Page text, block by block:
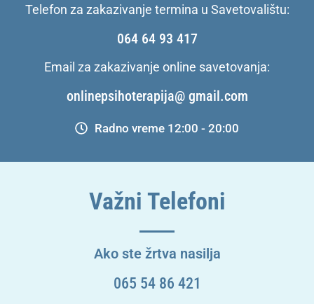
Telefon za zakazivanje termina u Savetovalištu:
064 64 93 417
Email za zakazivanje online savetovanja:
onlinepsihoterapija@ gmail.com
Radno vreme 12:00 - 20:00
Važni Telefoni
Ako ste žrtva nasilja
065 54 86 421